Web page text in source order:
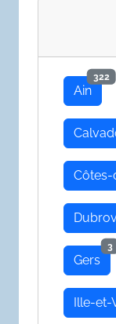
Ain
322
Gers
3
Ille-et-